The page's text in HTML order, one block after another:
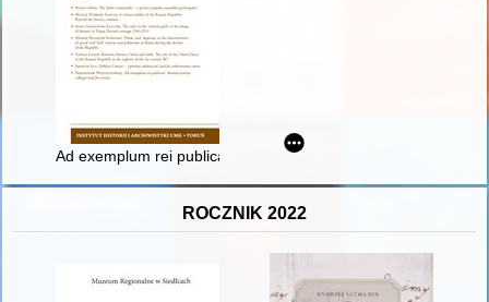
Ad exemplum rei publicae" : Roman private colleges and the
ROCZNIK 2022